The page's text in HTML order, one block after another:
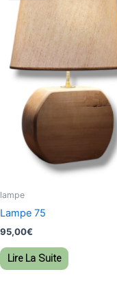
lampe
Lampe 75
95,00€
Lire La Suite